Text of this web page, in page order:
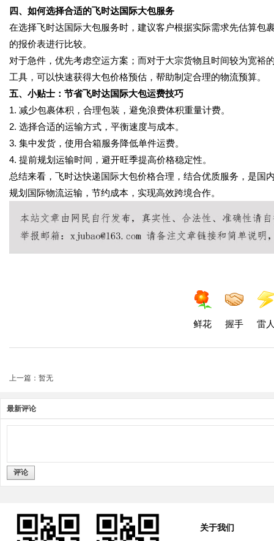
四、如何选择合适的飞时达国际大包服务
在选择飞时达国际大包服务时，建议客户根据实际需求先估算包
的报价表进行比较。
对于急件，优先考虑空运方案；而对于大宗货物且时间较为宽
工具，可以快速获得大包价格预估，帮助制定合理的物流预算。
五、小贴士：节省飞时达国际大包运费技巧
1. 减少包裹体积，合理包装，避免浪费体积重量计费。
2. 选择合适的运输方式，平衡速度与成本。
3. 集中发货，使用合箱服务降低单件运费。
4. 提前规划运输时间，避开旺季提高价格稳定性。
总结来看，飞时达快递国际大包价格合理，结合优质服务，是
规划国际物流运输，节约成本，实现高效跨境合作。
鲜花 握手 雷
上一篇：暂无
最新评论
评论
关于我们